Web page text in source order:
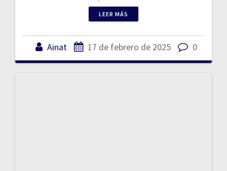
LEER MÁS
Ainat 17 de febrero de 2025 0